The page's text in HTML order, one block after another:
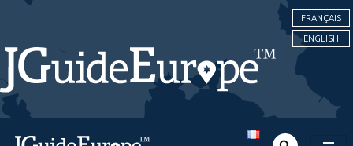
FRANÇAIS
ENGLISH